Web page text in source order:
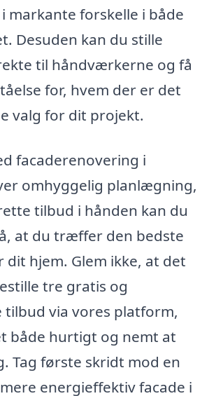
markante forskelle i både
Desuden kan du stille
til håndværkerne og få
for, hvem der er det
valg for dit projekt.
facaderenovering i
omhyggelig planlægning,
tilbud i hånden kan du
at du træffer den bedste
hjem. Glem ikke, at det
tre gratis og
via vores platform,
både hurtigt og nemt at
Tag første skridt mod en
energieffektiv facade i